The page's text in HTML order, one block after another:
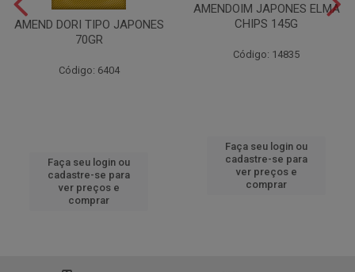
AMEND DORI TIPO JAPONES
70GR
Código: 6404
Faça seu login ou
cadastre-se para
ver preços e
comprar
AMENDOIM JAPONES ELMA
CHIPS 145G
Código: 14835
Faça seu login ou
cadastre-se para
ver preços e
comprar